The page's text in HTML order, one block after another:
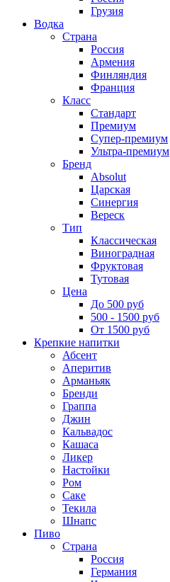
Грузия
Водка
Страна
Россия
Армения
Финляндия
Франция
Класс
Стандарт
Премиум
Супер-премиум
Ультра-премиум
Бренд
Absolut
Царская
Синергия
Вереск
Тип
Классическая
Виноградная
Фруктовая
Тутовая
Цена
До 500 руб
500 - 1500 руб
От 1500 руб
Крепкие напитки
Абсент
Аперитив
Арманьяк
Бренди
Граппа
Джин
Кальвадос
Кашаса
Ликер
Настойки
Ром
Саке
Текила
Шнапс
Пиво
Страна
Россия
Германия